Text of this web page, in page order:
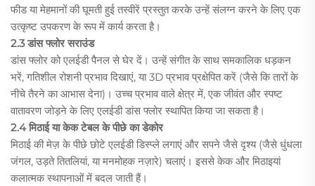
फीड या मेहमानों की घूमती हुई तस्वीरें प्रस्तुत करके उन्हें संलग्न करने के लिए एक
उत्कृष्ट उपकरण के रूप में कार्य करता है।
2.3 डांस फ्लोर सराउंड
डांस फ्लोर को एलईडी पैनल से घेर दें। उन्हें संगीत के साथ समकालिक धड़कन
भरें, गतिशील रोशनी प्रभाव दिखाएं, या 3D प्रभाव प्रक्षेपित करें (जैसे कि तारों के
नीचे तैरने का आभास देना)। उच्च प्रभाव वाले क्षेत्र में, एक जीवंत और स्पष्ट
वातावरण जोड़ने के लिए एलईडी डांस फ्लोर स्थापित किया जा सकता है।
2.4 मिठाई या केक टेबल के पीछे का डेकोर
मिठाई की मेज़ के पीछे छोटे एलईडी डिस्प्ले लगाएं और सपने जैसे दृश्य (जैसे धुंधला
जंगल, उड़ते तितलियां, या मनमोहक नज़ारे) चलाएं। इससे केक और मिठाइयां
कलात्मक स्थापनाओं में बदल जाती हैं।